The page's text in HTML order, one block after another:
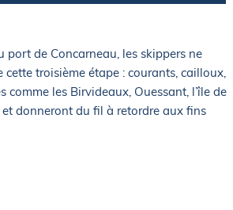
de Concarneau, les skippers ne
troisième étape : courants, cailloux,
les Birvideaux, Ouessant, l’île de
donneront du fil à retordre aux fins